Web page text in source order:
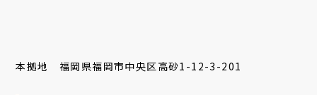
本拠地 福岡県福岡市中央区高砂1-12-3-201